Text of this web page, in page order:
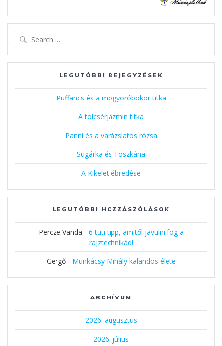
LEGUTÓBBI BEJEGYZÉSEK
Puffancs és a mogyoróbokor titka
A tölcsérjázmin titka
Panni és a varázslatos rózsa
Sugárka és Toszkána
A Kikelet ébredése
LEGUTÓBBI HOZZÁSZÓLÁSOK
Percze Vanda - 6 tuti tipp, amitől javulni fog a
rajztechnikád!
Gergő- Munkácsy Mihály kalandos élete
ARCHÍVUM
2026. augusztus
2026. július